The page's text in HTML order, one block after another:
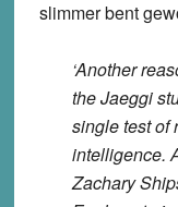
slimmer bent
‘Another
the Jaeggi
single test of
intelligence.
Zachary